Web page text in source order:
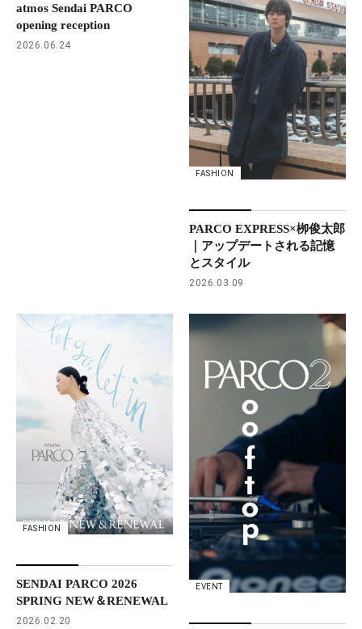
atmos Sendai PARCO
opening reception
2026.06.24
FASHION
PARCO EXPRESS×栁俊太郎
｜アップデートされる記憶
とスタイル
2026.03.09
FASHION
SENDAI PARCO 2026
SPRING NEW＆RENEWAL
2026.02.20
EVENT